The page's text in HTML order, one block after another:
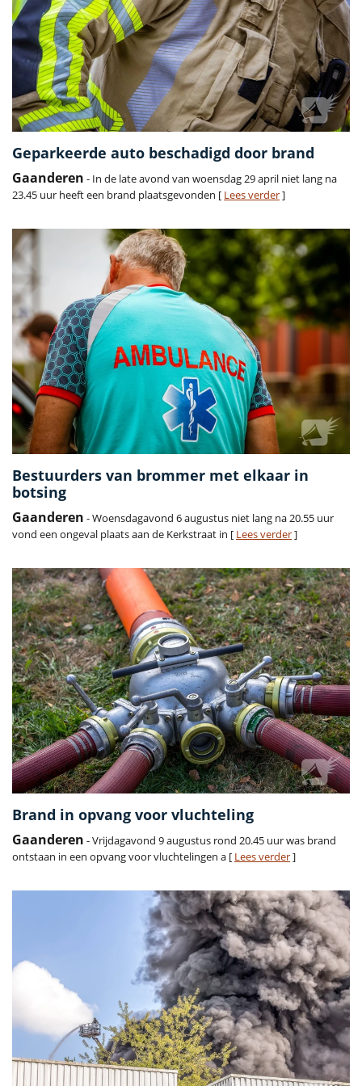
Geparkeerde auto beschadigd door brand
Gaanderen - In de late avond van woensdag 29 april niet lang na
23.45 uur heeft een brand plaatsgevonden [ Lees verder]
Bestuurders van brommer met elkaar in
botsing
Gaanderen - Woensdagavond 6 augustus niet lang na 20.55 uur
vond een ongeval plaats aan de Kerkstraat in [ Lees verder]
Brand in opvang voor vluchteling
Gaanderen - Vrijdagavond 9 augustus rond 20.45 uur was brand
ontstaan in een opvang voor vluchtelingen a [ Lees verder]